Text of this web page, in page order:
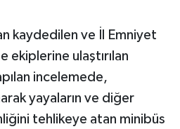
kaydedilen ve İl Emniyet
ekiplerine ulaştırılan
incelemede,
yayaların ve diğer
tehlikeye atan minibüs